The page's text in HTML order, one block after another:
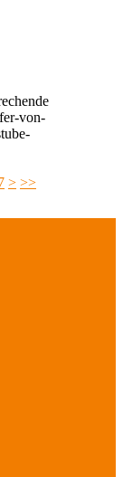
von-
> >>